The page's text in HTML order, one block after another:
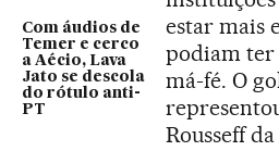
Com áudios de
Temer e cerco
a Aécio, Lava
Jato se descola
do rótulo anti-
PT
estar mais
podiam
má-fé. O
Rousseff